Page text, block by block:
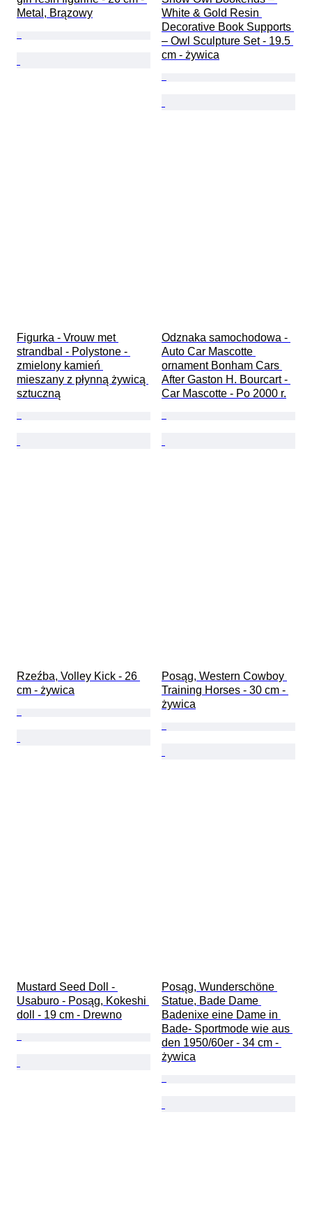
Metal, Brązowy
White & Gold Resin
Decorative Book Supports
– Owl Sculpture Set - 19.5
cm - żywica
Figurka - Vrouw met
strandbal - Polystone -
zmielony kamień
mieszany z płynną żywicą
sztuczną
Odznaka samochodowa -
Auto Car Mascotte
ornament Bonham Cars
After Gaston H. Bourcart -
Car Mascotte - Po 2000 r.
Rzeźba, Volley Kick - 26
cm - żywica
Posąg, Western Cowboy
Training Horses - 30 cm -
żywica
Mustard Seed Doll -
Usaburo - Posąg, Kokeshi
doll - 19 cm - Drewno
Posąg, Wunderschöne
Statue, Bade Dame
Badenixe eine Dame in
Bade- Sportmode wie aus
den 1950/60er - 34 cm -
żywica